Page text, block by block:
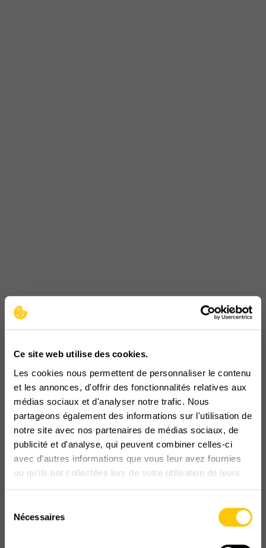
Ce site web utilise des cookies.
Les cookies nous permettent de personnaliser le contenu
et les annonces, d'offrir des fonctionnalités relatives aux
médias sociaux et d'analyser notre trafic. Nous
partageons également des informations sur l'utilisation de
notre site avec nos partenaires de médias sociaux, de
publicité et d'analyse, qui peuvent combiner celles-ci
avec d'autres informations que vous leur avez fournies
ou qu'ils ont collectées lors de votre utilisation de leurs
Nécessaires